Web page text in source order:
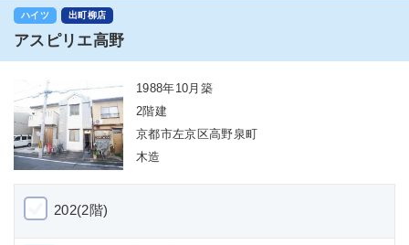
ハイツ 出町柳店
アスピリエ高野
1988年10月築
2階建
京都市左京区高野泉町
木造
202(2階)